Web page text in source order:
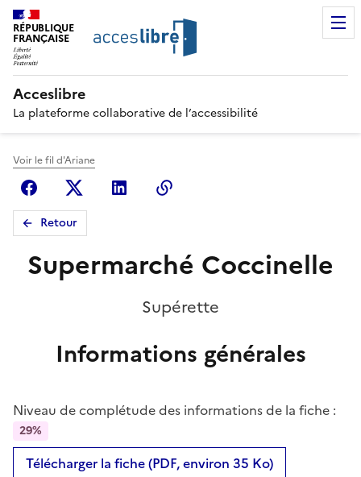
RÉPUBLIQUE
FRANÇAISE
Acceslibre
La plateforme collaborative de l’accessibilité
Voir le fil d'Ariane
FacebookX (anciennement Twitter)
Linkedin
Retour
Supermarché Coccinelle
Supérette
Informations générales
Niveau de complétude des informations de la fiche :
29%
Télécharger la fiche (PDF, environ 35 Ko)